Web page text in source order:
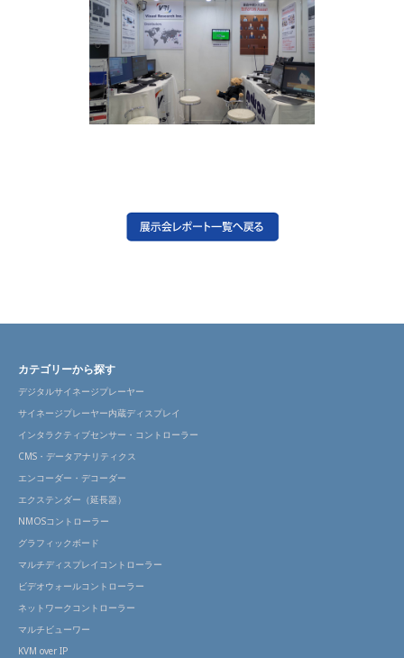
カテゴリーから探す
デジタルサイネージプレーヤー
サイネージプレーヤー内蔵ディスプレイ
インタラクティブセンサー・コントローラー
CMS・データアナリティクス
エンコーダー・デコーダー
エクステンダー（延長器）
NMOSコントローラー
グラフィックボード
マルチディスプレイコントローラー
ビデオウォールコントローラー
ネットワークコントローラー
マルチビューワー
KVM over IP